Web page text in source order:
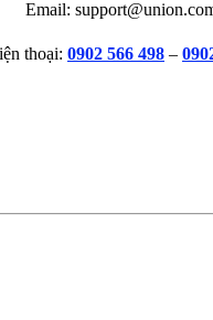
Email:
thoại: 0902 566 498 –